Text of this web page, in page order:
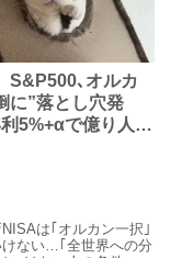
S&P500､オルカ
に”落とし穴発
5%+αで億り人に
NISAは｢オルカン一択｣
けない…｢全世界への分